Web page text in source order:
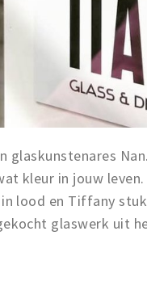
glaskunstenares
kleur in jouw
lood en Tiffany
glaswerk uit